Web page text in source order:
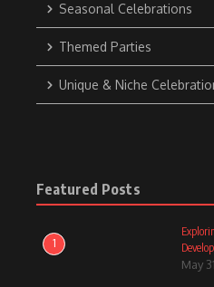
Seasonal Celebrations
Themed Parties
Unique & Niche
Featured Posts
1
May